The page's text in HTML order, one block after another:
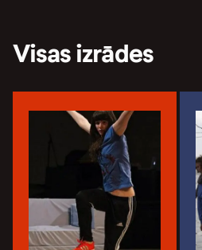
Visas izrādes